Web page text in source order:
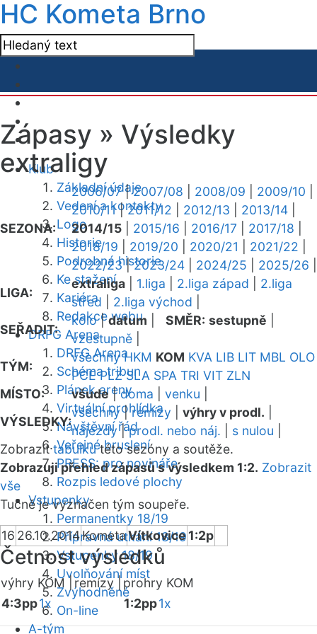
HC Kometa Brno
Klub
Základní údaje
Vedení a kontakty
Logo
Historie
Podrobná historie
Ke stažení
Kariéra
Redakce webu
DRFG Arena
DRFG Arena
Schéma tribun
Plánek areny
Virtuální prohlídka
Návštěvní řád
Veřejné bruslení
PRESS: pro novináře
Rozpis ledové plochy
Vstupenky
Permanentky 18/19
Přípravná utkání 18/19
Vstupenky 18/19
Uvolňování míst
Zvýhodněné
On-line
A-tým
Zápasy » Výsledky
extraligy
SEZONA:
2006/07|2007/08 2008/09 2009/10
2010/11|2011/12 2012/13 2013/14
2014/15
2015/16 2016/17 2017/18
2018/19
2019/20 2020/21 2021/22
2022/23|2023/24 2024/25 2025/26
LIGA:
extraliga 1.liga 2.liga západ
2.liga
střed
2.liga východ
SEŘADIT:
kolo|datum SMĚR: sestupně
vzestupně
TÝM:
všechny HKM KOM KVA LIB LIT MBL OLO
PCE PLZ SLA SPA TRI VIT ZLN
MÍSTO:
všude|doma venku
VÝSLEDKY:
všechny|remízy výhry v prodl.
nájezdy|prodl. nebo náj. s nulou
Zobrazittabulkutéto sezóny a soutěže.
Zobrazuji přehled zápasů s výsledkem 1:2. Zobrazit
vše
Tučně je vyznačen tým soupeře.
16 26.10.2014KometaVítkovice1:2p
Četnost výsledků
výhry KOM | remízy |prohry KOM
4:3pp1x 1:2pp1x